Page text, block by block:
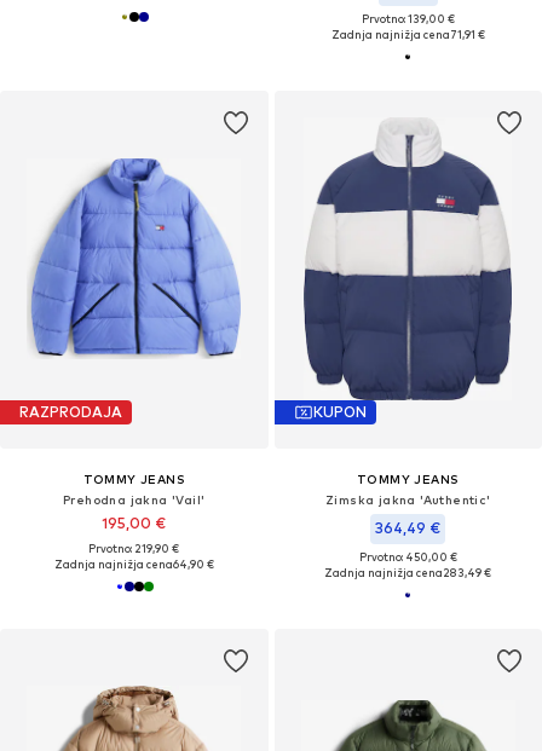
Prvotno: 139,00 €
Zadnja najnižja cena71,91 €
RAZPRODAJA
TOMMY JEANS
Prehodna jakna 'Vail'
195,00 €
Prvotno: 219,90 €
Zadnja najnižja cena64,90 €
KUPON
TOMMY JEANS
Zimska jakna 'Authentic'
364,49 €
Prvotno: 450,00 €
Zadnja najnižja cena283,49 €